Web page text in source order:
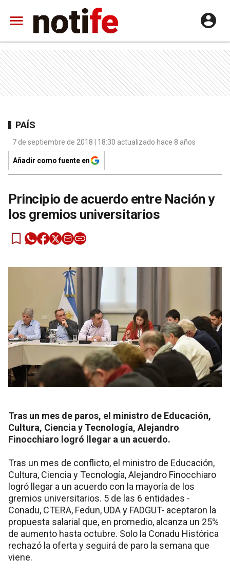
PAÍS
7 de septiembre de 2018 | 18:30 actualizado hace 8 años
Añadir como fuente en
Principio de acuerdo entre Nación y
los gremios universitarios
Tras un mes de paros, el ministro de Educación,
Cultura, Ciencia y Tecnología, Alejandro
Finocchiaro logró llegar a un acuerdo.
Tras un mes de conflicto, el ministro de Educación,
Cultura, Ciencia y Tecnología, Alejandro Finocchiaro
logró llegar a un acuerdo con la mayoría de los
gremios universitarios. 5 de las 6 entidades -
Conadu, CTERA, Fedun, UDA y FADGUT- aceptaron la
propuesta salarial que, en promedio, alcanza un 25%
de aumento hasta octubre. Solo la Conadu Histórica
rechazó la oferta y seguirá de paro la semana que
viene.